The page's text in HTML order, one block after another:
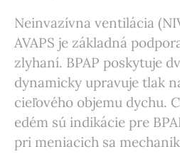
Neinvazívna ventilácia
AVAPS je základná
zlyhaní. BPAP poskytuje
dynamicky upravuje tlak
cieľového objemu dychu.
edém sú indikácie pre
pri meniacich sa